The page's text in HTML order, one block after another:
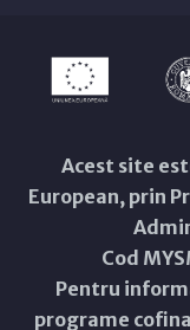
Acest site
European, prin
Cod
Pentru
programe